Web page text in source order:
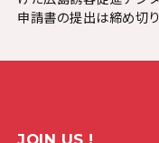
申請書の提出は締め切